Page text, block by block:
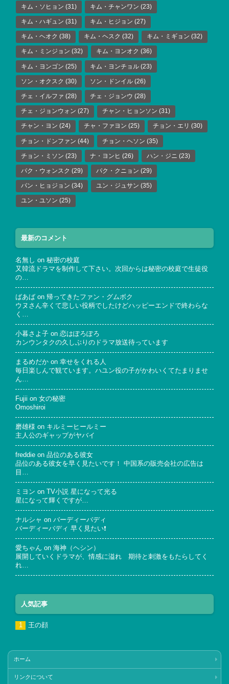
キム・ソヒョン (31) キム・チャンワン (23)
キム・ハギュン (31) キム・ヒジョン (27)
キム・ヘオク (38) キム・ヘスク (32) キム・ミギョン (32)
キム・ミンジョン (32) キム・ヨンオク (36)
キム・ヨンゴン (25) キム・ヨンチョル (23)
ソン・オクスク (30) ソン・ドンイル (26)
チェ・イルファ (28) チェ・ジョンウ (28)
チェ・ジョンウォン (27) チャン・ヒョンソン (31)
チャン・ヨン (24) チャ・ファヨン (25) チョン・エリ (30)
チョン・ドンファン (44) チョン・ヘソン (35)
チョン・ミソン (23) ナ・ヨンヒ (26) ハン・ジニ (23)
パク・ウォンスク (29) パク・クニョン (29)
パン・ヒョジョン (34) ユン・ジュサン (35)
ユン・ユソン (25)
最新のコメント
名無し on 秘密の校庭
又韓流ドラマを制作して下さい。次回からは秘密の校庭で生徒役
の…
ばあば on 帰ってきたファン・グムボク
ウヌさん辛くて悲しい役柄でしたけどハッピーエンドで終わらな
く…
小暮さよ子 on 恋はぽろぽろ
カンウンタクの久しぶりのドラマ放送待っています
まるめだか on 幸せをくれる人
毎日楽しんで観ています。ハユン役の子がかわいくてたまりませ
ん…
Fujii on 女の秘密
Omoshiroi
磨雄様 on キルミーヒールミー
主人公のギャップがヤバイ
freddie on 品位のある彼女
品位のある彼女を早く見たいです！ 中国系の販売会社の広告は
目…
ミヨン on
TV小説 星になって光る
星になって輝くですが…
ナルシャ on バーディーバディ
バーディーバディ 早く見たい❗
愛ちゃん on 海神（ヘシン）
展開していくドラマが、情感に溢れ 期待と刺激をもたらしてく
れ…
人気記事
王の顔
ホーム
リンクについて